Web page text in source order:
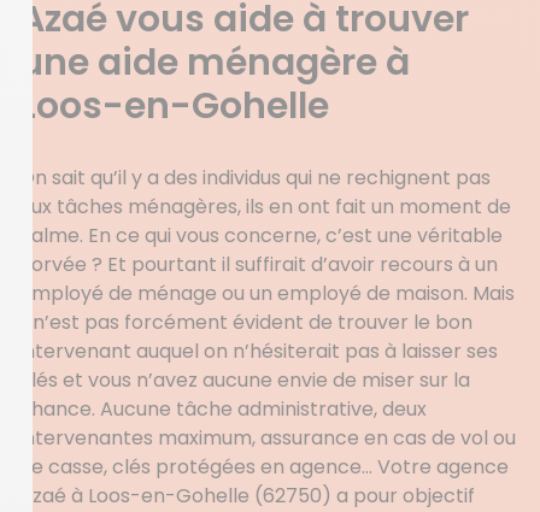
Azaé vous aide à trouver
une aide ménagère à
Loos-en-Gohelle
On sait qu’il y a des individus qui ne rechignent pas
aux tâches ménagères, ils en ont fait un moment de
calme. En ce qui vous concerne, c’est une véritable
corvée ? Et pourtant il suffirait d’avoir recours à un
employé de ménage ou un employé de maison. Mais
il n’est pas forcément évident de trouver le bon
intervenant auquel on n’hésiterait pas à laisser ses
clés et vous n’avez aucune envie de miser sur la
chance. Aucune tâche administrative, deux
intervenantes maximum, assurance en cas de vol ou
de casse, clés protégées en agence… Votre agence
Azaé à Loos-en-Gohelle (62750) a pour objectif